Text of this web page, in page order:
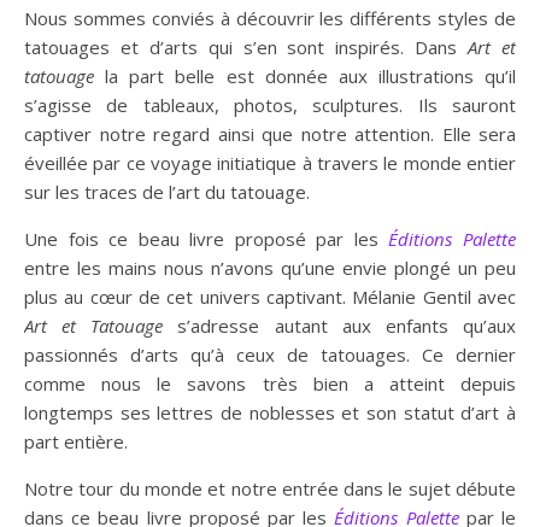
Nous sommes conviés à découvrir les différents styles de
tatouages et d’arts qui s’en sont inspirés. DansArt et
tatouage la part belle est donnée aux illustrations qu’il
s’agisse de tableaux, photos, sculptures. Ils sauront
captiver notre regard ainsi que notre attention. Elle sera
éveillée par ce voyage initiatique à travers le monde entier
sur les traces de l’art du tatouage.
Une fois ce beau livre proposé par les Éditions Palette
entre les mains nous n’avons qu’une envie plongé un peu
plus au cœur de cet univers captivant. Mélanie Gentil avec
Art et Tatouage s’adresse autant aux enfants qu’aux
passionnés d’arts qu’à ceux de tatouages. Ce dernier
comme nous le savons très bien a atteint depuis
longtemps ses lettres de noblesses et son statut d’art à
part entière.
Notre tour du monde et notre entrée dans le sujet débute
dans ce beau livre proposé par les Éditions Palettepar le